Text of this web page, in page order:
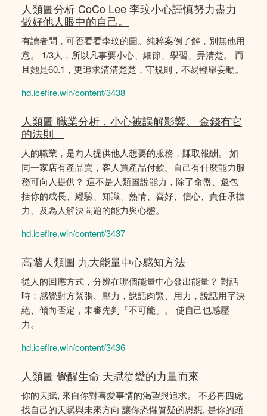
人類圖分析 CoCo Lee 李玟小心謹慎努力盡力
做好他人眼中的自己。
有讀者問，可否看看李玟的圖。純粹案例了解，別無他用
意。 1/3人，所以凡事要小心、細節、學習、弄清楚。 而
且她是60.1，更追求清清楚楚，守規則，不易輕舉妄動。
hd.icefire.win/content/3438
人類圖 職業分析，小心被誤解影響。 金錢有它
的法則。
人的職業，是向人提供他人想要的服務，賺取報酬。 如
同一家店有產品賣，客人買產品付款。自己有什麼能力服
務可向人提供？ 這不是人類圖說能力，除了命盤、還包
括你的成長、經驗、知識、熱情、喜好、信心、責任承擔
力、及為人解決問題的能力與心態。
hd.icefire.win/content/3437
高階人類圖 九大能量中心感知方法
從人的回應方式，分辨在哪個能量中心發出能量？ 對話
時：感覺對方緊張、壓力，說話肉緊、用力，說話用字決
絕、傾向否定，未審先判「不可能」。 使自己也感壓
力。
hd.icefire.win/content/3436
人類圖 覺醒生命 天賦從愛的力量而來
你的天賦, 來自你對喜愛事情的渴望與追求。 不必再四處
找自己的天賦與未來方向 讓你恐懼質疑的思想, 是你的頭